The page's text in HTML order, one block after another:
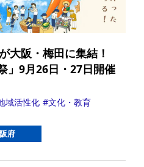
大阪・梅田に集結！
」9月26日・27日開催
域活性化
文化・教育
府